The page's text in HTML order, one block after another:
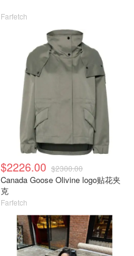
Farfetch
$2226.00 $2300.00
Canada Goose Olivine logo贴花夹
克
Farfetch